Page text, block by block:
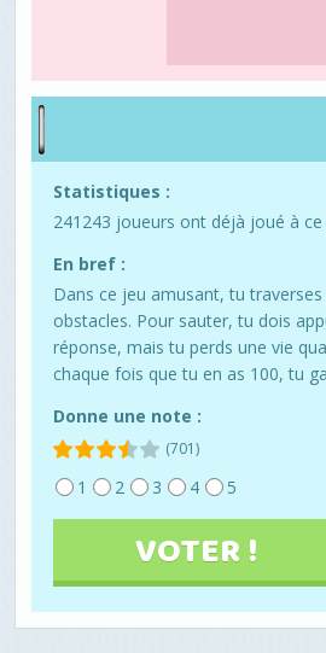
Statistiques :
241243 joueurs ont déjà joué à ce
En bref :
Dans ce jeu amusant, tu
obstacles. Pour sauter, tu dois
réponse, mais tu perds une vie
chaque fois que tu en as 100, tu
Donne une note :
(701)
1 2 3 4 5